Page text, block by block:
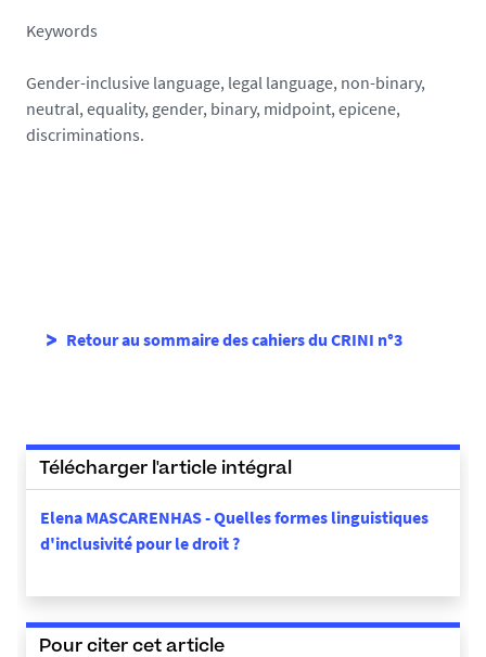
Keywords
Gender-inclusive language, legal language, non-binary,
neutral, equality, gender, binary, midpoint, epicene,
discriminations.
Retour au sommaire des cahiers du CRINI n°3
Télécharger l'article intégral
Elena MASCARENHAS - Quelles formes linguistiques
d'inclusivité pour le droit ?
Pour citer cet article